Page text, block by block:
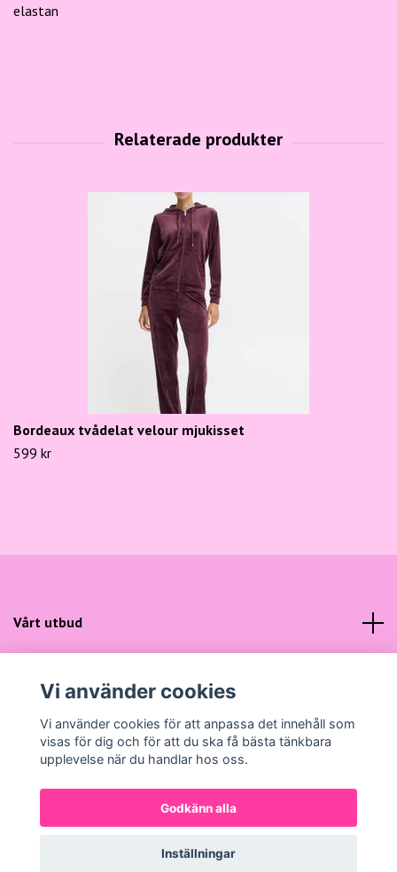
elastan
Bordeaux tvådelat velour mjukisset
599 kr
Vårt utbud
Sociala medier
© 2026 Gunns ModePowered by Quickbutik
Vi använder cookies
Vi använder cookies för att anpassa det innehåll som
visas för dig och för att du ska få bästa tänkbara
upplevelse när du handlar hos oss.
Godkänn alla
Inställningar